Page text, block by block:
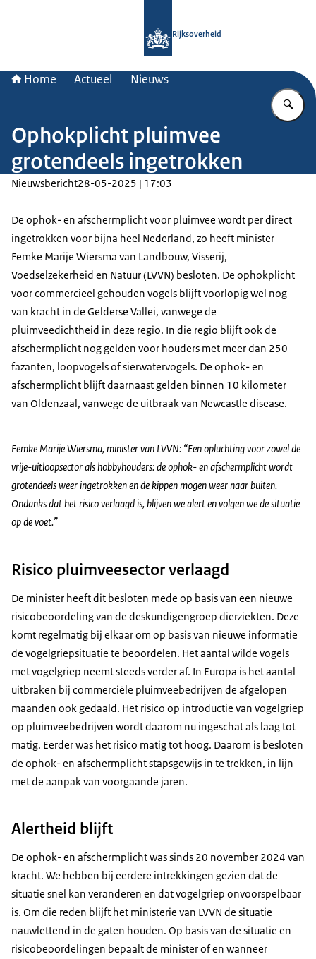
Rijksoverheid
Home Actueel Nieuws
Ophokplicht pluimvee
grotendeels ingetrokken
Nieuwsbericht28-05-2025 | 17:03
De ophok- en afschermplicht voor pluimvee wordt per direct
ingetrokken voor bijna heel Nederland, zo heeft minister
Femke Marije Wiersma van Landbouw, Visserij,
Voedselzekerheid en Natuur (LVVN) besloten. De ophokplicht
voor commercieel gehouden vogels blijft voorlopig wel nog
van kracht in de Gelderse Vallei, vanwege de
pluimveedichtheid in deze regio. In die regio blijft ook de
afschermplicht nog gelden voor houders met meer dan 250
fazanten, loopvogels of sierwatervogels. De ophok- en
afschermplicht blijft daarnaast gelden binnen 10 kilometer
van Oldenzaal, vanwege de uitbraak van Newcastle disease.
Femke Marije Wiersma, minister van LVVN: “Een opluchting voor zowel de
vrije-uitloopsector als hobbyhouders: de ophok- en afschermplicht wordt
grotendeels weer ingetrokken en de kippen mogen weer naar buiten.
Ondanks dat het risico verlaagd is, blijven we alert en volgen we de situatie
op de voet.”
Risico pluimveesector verlaagd
De minister heeft dit besloten mede op basis van een nieuwe
risicobeoordeling van de deskundigengroep dierziekten. Deze
komt regelmatig bij elkaar om op basis van nieuwe informatie
de vogelgriepsituatie te beoordelen. Het aantal wilde vogels
met vogelgriep neemt steeds verder af. In Europa is het aantal
uitbraken bij commerciële pluimveebedrijven de afgelopen
maanden ook gedaald. Het risico op introductie van vogelgriep
op pluimveebedrijven wordt daarom nu ingeschat als laag tot
matig. Eerder was het risico matig tot hoog. Daarom is besloten
de ophok- en afschermplicht stapsgewijs in te trekken, in lijn
met de aanpak van voorgaande jaren.
Alertheid blijft
De ophok- en afschermplicht was sinds 20 november 2024 van
kracht. We hebben bij eerdere intrekkingen gezien dat de
situatie snel kan veranderen en dat vogelgriep onvoorspelbaar
is. Om die reden blijft het ministerie van LVVN de situatie
nauwlettend in de gaten houden. Op basis van de situatie en
risicobeoordelingen bepaalt de minister of en wanneer